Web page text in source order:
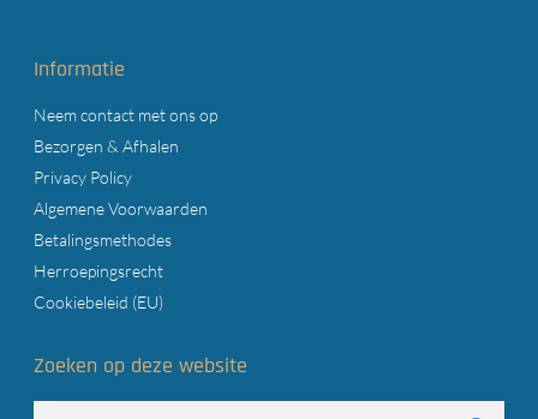
Informatie
Neem contact met ons op
Bezorgen & Afhalen
Privacy Policy
Algemene Voorwaarden
Betalingsmethodes
Herroepingsrecht
Cookiebeleid (EU)
Zoeken op deze website